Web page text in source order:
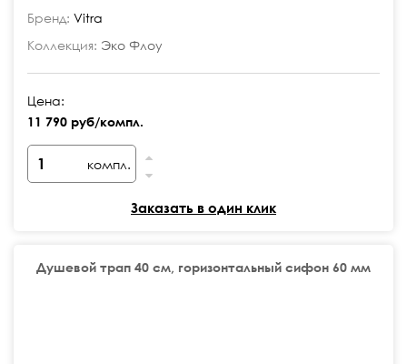
Бренд: Vitra
Коллекция: Эко Флоу
Цена:
11 790 руб/компл.
компл.
Заказать в один клик
Душевой трап 40 см, горизонтальный сифон 60 мм